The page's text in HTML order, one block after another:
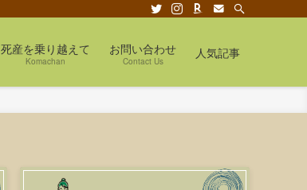
死産を乗り越えて
Komachan
お問い合わせ
Contact Us
人気記事